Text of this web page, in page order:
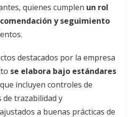
quienes cumplen un rol
y seguimiento
destacados por la empresa
se elabora bajo estándares
que incluyen controles de
de trazabilidad y
a buenas prácticas de